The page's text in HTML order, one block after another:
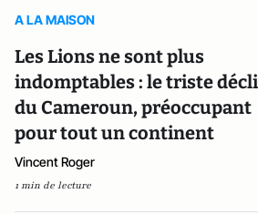
A LA MAISON
Les Lions ne sont plus
indomptables : le triste
du Cameroun, préoccupant
pour tout un continent
Vincent Roger
1 min de lecture